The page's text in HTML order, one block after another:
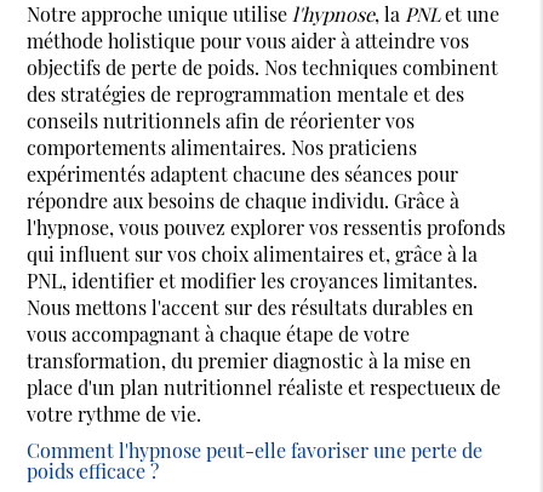
Notre approche unique utilise l'hypnose, la PNLet une
méthode holistique pour vous aider à atteindre vos
objectifs de perte de poids. Nos techniques combinent
des stratégies de reprogrammation mentale et des
conseils nutritionnels afin de réorienter vos
comportements alimentaires. Nos praticiens
expérimentés adaptent chacune des séances pour
répondre aux besoins de chaque individu. Grâce à
l'hypnose, vous pouvez explorer vos ressentis profonds
qui influent sur vos choix alimentaires et, grâce à la
PNL, identifier et modifier les croyances limitantes.
Nous mettons l'accent sur des résultats durables en
vous accompagnant à chaque étape de votre
transformation, du premier diagnostic à la mise en
place d'un plan nutritionnel réaliste et respectueux de
votre rythme de vie.
Comment l'hypnose peut-elle favoriser une perte de
poids efficace ?